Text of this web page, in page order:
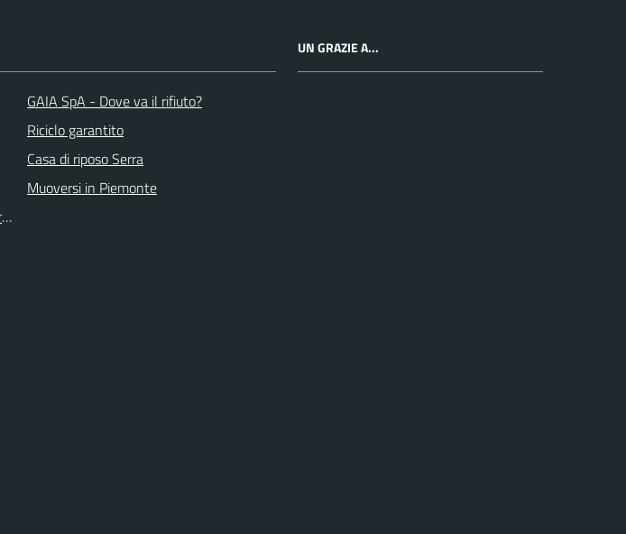
GAIA SpA - Dove va il rifiuto?
Riciclo garantito
Casa di riposo Serra
Muoversi in Piemonte
UN GRAZIE A...